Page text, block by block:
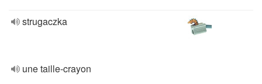
strugaczka
une taille-crayon